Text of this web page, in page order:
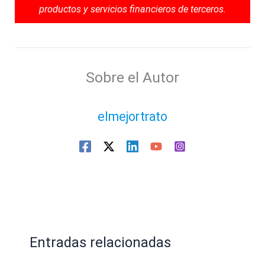
productos y servicios financieros de terceros.
Sobre el Autor
elmejortrato
Entradas relacionadas